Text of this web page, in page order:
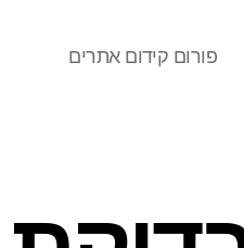
פורום קידום אתרים